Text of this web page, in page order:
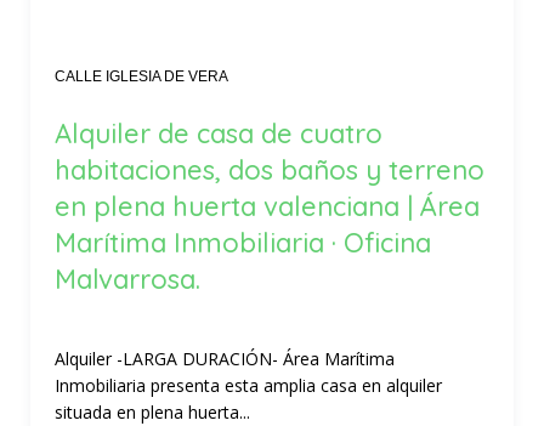
CALLE IGLESIA DE VERA
Alquiler de casa de cuatro
habitaciones, dos baños y terreno
en plena huerta valenciana | Área
Marítima Inmobiliaria · Oficina
Malvarrosa.
Alquiler -LARGA DURACIÓN- Área Marítima
Inmobiliaria presenta esta amplia casa en alquiler
situada en plena huerta...